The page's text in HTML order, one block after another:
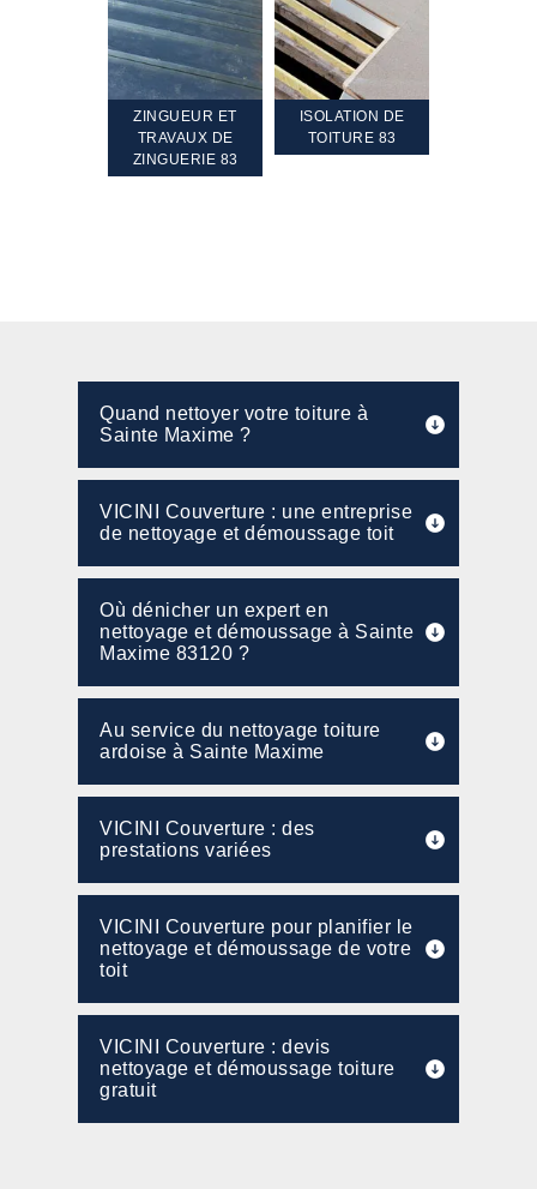
ZINGUEUR ET
TRAVAUX DE
ZINGUERIE 83
ISOLATION DE
TOITURE 83
Quand nettoyer votre toiture à
Sainte Maxime ?
VICINI Couverture : une entreprise
de nettoyage et démoussage toit
Où dénicher un expert en
nettoyage et démoussage à Sainte
Maxime 83120 ?
Au service du nettoyage toiture
ardoise à Sainte Maxime
VICINI Couverture : des
prestations variées
VICINI Couverture pour planifier le
nettoyage et démoussage de votre
toit
VICINI Couverture : devis
nettoyage et démoussage toiture
gratuit